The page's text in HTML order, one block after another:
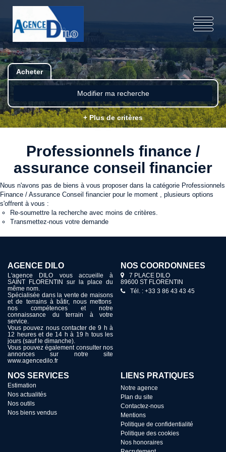
Acheter
Modifier ma recherche
+ Plus de critères
Professionnels finance /
assurance conseil financier
Nous n'avons pas de biens à vous proposer dans la catégorie Professionnels
Finance / Assurance Conseil financier pour le moment , plusieurs options
s'offrent à vous :
Re-soumettre la recherche avec moins de critères.
Transmettez-nous votre demande
AGENCE DILO
L'agence DILO vous accueille à
SAINT FLORENTIN sur la place du
même nom.
Spécialisée dans la vente de maisons
et de terrains à bâtir, nous mettons
nos compétences et notre
connaissance du terrain à votre
service.
Vous pouvez nous contacter de 9 h à
12 heures et de 14 h à 19 h tous les
jours (sauf le dimanche).
Vous pouvez également consulter nos
annonces sur notre site
www.agencedilo.fr
NOS COORDONNÉES
7 PLACE DILO
89600 ST FLORENTIN
Tél. : +33 3 86 43 43 45
NOS SERVICES
Estimation
Nos actualités
Nos outils
Nos biens vendus
LIENS PRATIQUES
Notre agence
Plan du site
Contactez-nous
Mentions
Politique de confidentialité
Politique des cookies
Nos honoraires